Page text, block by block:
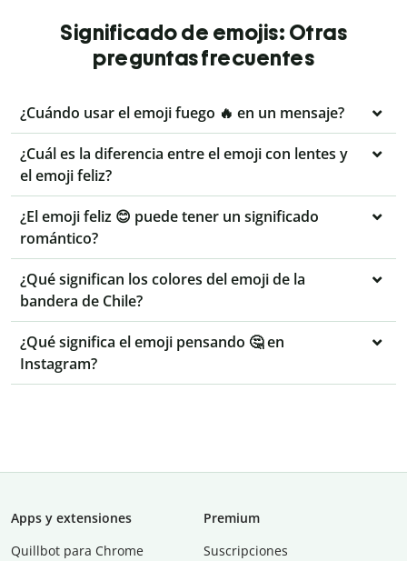
Significado de emojis: Otras
preguntas frecuentes
¿Cuándo usar el emoji fuego 🔥 en un mensaje?
¿Cuál es la diferencia entre el emoji con lentes y
el emoji feliz?
¿El emoji feliz 😊 puede tener un significado
romántico?
¿Qué significan los colores del emoji de la
bandera de Chile?
¿Qué significa el emoji pensando 🤔 en
Instagram?
Apps y extensiones
Quillbot para Chrome
Premium
Suscripciones